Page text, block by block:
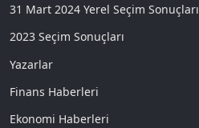
31 Mart 2024 Yerel Seçim Sonuçları
2023 Seçim Sonuçları
Yazarlar
Finans Haberleri
Ekonomi Haberleri